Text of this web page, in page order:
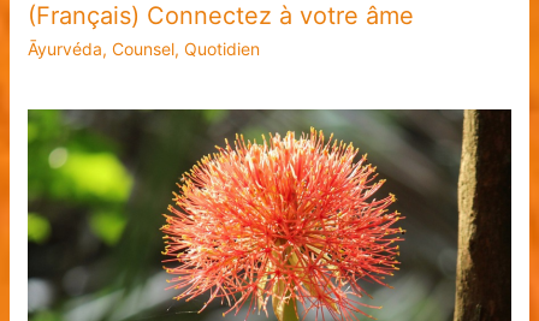
(Français) Connectez à votre âme
Āyurvéda, Counsel, Quotidien